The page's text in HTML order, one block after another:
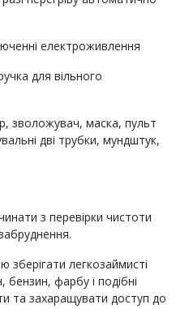
електроживлення
для вільного
зволожувач, маска, пульт
дві трубки, мундштук,
з перевірки чистоти
зберігати легкозаймисті
бензин, фарбу і подібні
та захаращувати доступ до